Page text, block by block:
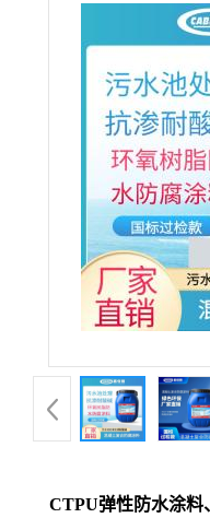
CTPU弹性防水涂料